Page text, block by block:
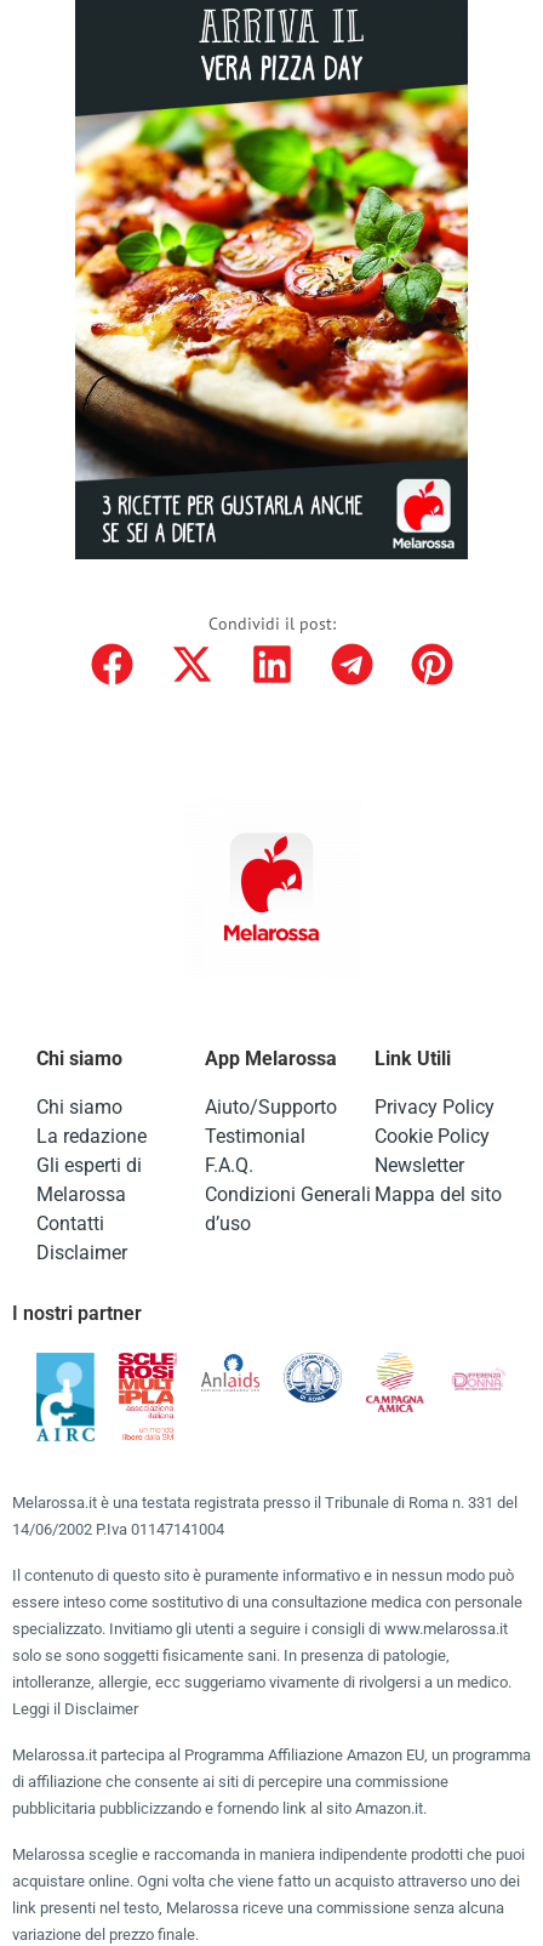
Condividi il post:
Chi siamo
Chi siamo
La redazione
Gli esperti di
Melarossa
Contatti
Disclaimer
App Melarossa
Aiuto/Supporto
Testimonial
F.A.Q.
Condizioni Generali
d’uso
Link Utili
Privacy Policy
Cookie Policy
Newsletter
Mappa del sito
I nostri partner
Melarossa.it è una testata registrata presso il Tribunale di Roma n. 331 del
14/06/2002 P.Iva 01147141004
Il contenuto di questo sito è puramente informativo e in nessun modo può
essere inteso come sostitutivo di una consultazione medica con personale
specializzato. Invitiamo gli utenti a seguire i consigli di www.melarossa.it
solo se sono soggetti fisicamente sani. In presenza di patologie,
intolleranze, allergie, ecc suggeriamo vivamente di rivolgersi a un medico.
Leggi il Disclaimer
Melarossa.it partecipa al Programma Affiliazione Amazon EU, un programma
di affiliazione che consente ai siti di percepire una commissione
pubblicitaria pubblicizzando e fornendo link al sito Amazon.it.
Melarossa sceglie e raccomanda in maniera indipendente prodotti che puoi
acquistare online. Ogni volta che viene fatto un acquisto attraverso uno dei
link presenti nel testo, Melarossa riceve una commissione senza alcuna
variazione del prezzo finale.